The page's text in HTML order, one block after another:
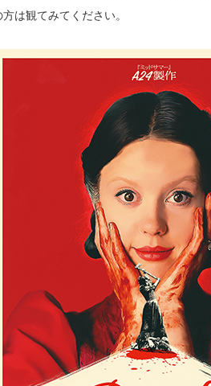
は観てみてください。